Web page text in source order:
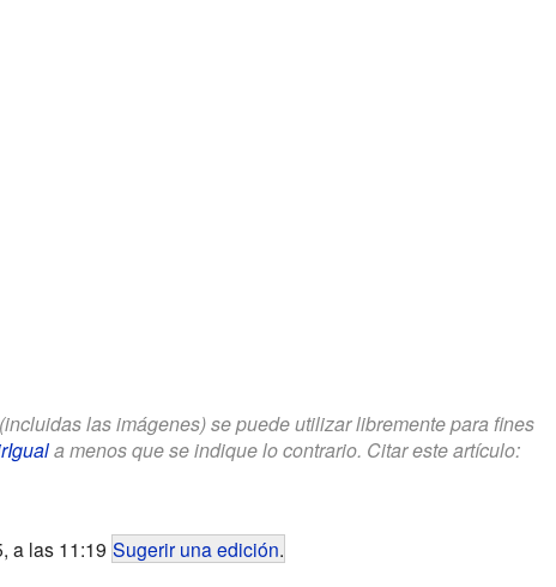
las imágenes) se puede utilizar libremente para fines
a menos que se indique lo contrario. Citar este artículo:
a las 11:19 Sugerir una edición.